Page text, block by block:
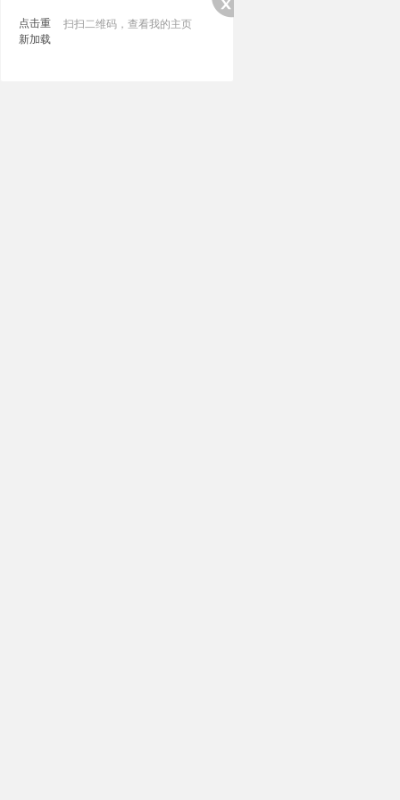
点击重
新加载
扫扫二维码，查看我的主页